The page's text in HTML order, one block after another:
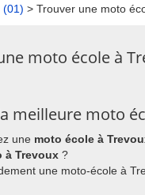
(01) > Trouver une moto
moto école à
meilleure moto
une moto école à
à Trevoux ?
une moto-école à